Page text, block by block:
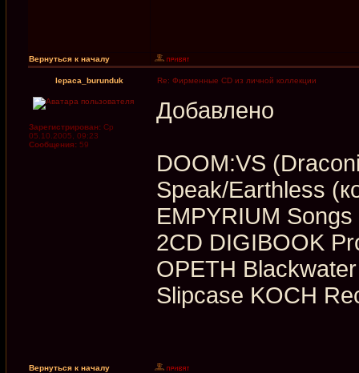
Вернуться к началу
lepaca_burunduk Re: Фирменные CD из личной коллекции
Зарегистрирован: Ср
05.10.2005, 09:23
Сообщения: 59
Добавлено
DOOM:VS
Speak/Earthless
EMPYRIUM
2CD DIGIBOOK
OPETH
Slipcase KOCH
Вернуться к началу